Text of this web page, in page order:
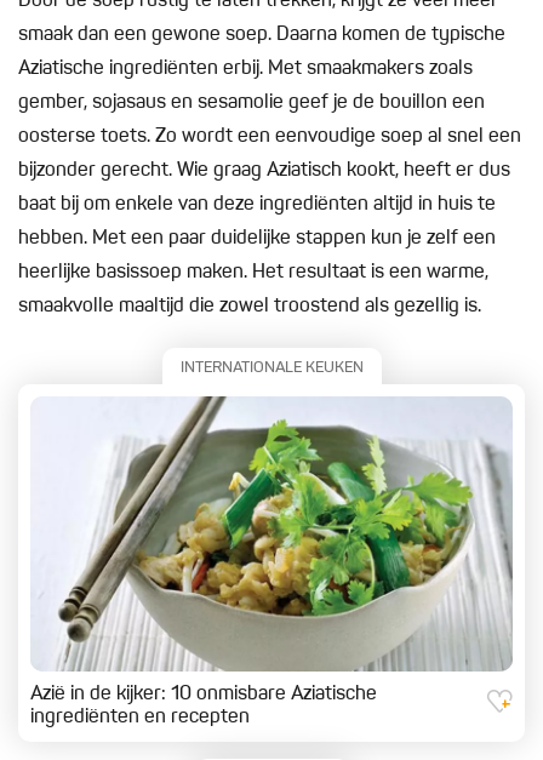
smaak dan een gewone soep. Daarna komen de typische
Aziatische ingrediënten erbij. Met smaakmakers zoals
gember, sojasaus en sesamolie geef je de bouillon een
oosterse toets. Zo wordt een eenvoudige soep al snel een
bijzonder gerecht. Wie graag Aziatisch kookt, heeft er dus
baat bij om enkele van deze ingrediënten altijd in huis te
hebben. Met een paar duidelijke stappen kun je zelf een
heerlijke basissoep maken. Het resultaat is een warme,
smaakvolle maaltijd die zowel troostend als gezellig is.
INTERNATIONALE KEUKEN
Azië in de kijker: 10 onmisbare Aziatische
ingrediënten en recepten